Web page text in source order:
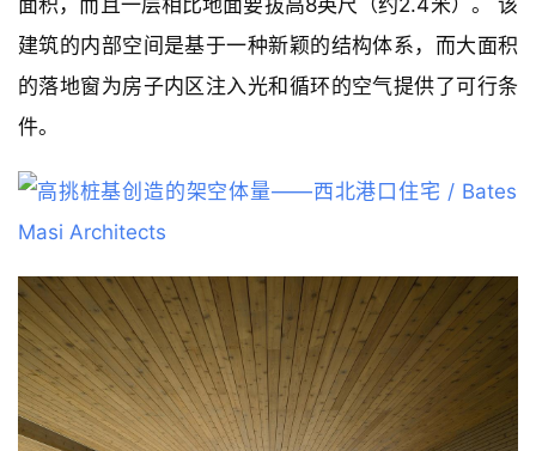
面积，而且一层相比地面要拔高8英尺（约2.4米）。 该
建筑的内部空间是基于一种新颖的结构体系，而大面积
的落地窗为房子内区注入光和循环的空气提供了可行条
件。